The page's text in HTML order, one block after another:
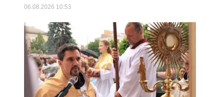
06.08.2026 10:53